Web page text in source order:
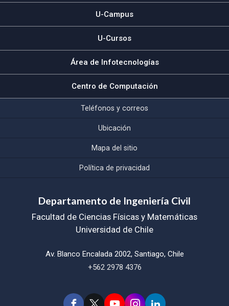
U-Campus
U-Cursos
Área de Infotecnologías
Centro de Computación
Teléfonos y correos
Ubicación
Mapa del sitio
Política de privacidad
Departamento de Ingeniería Civil
Facultad de Ciencias Físicas y Matemáticas
Universidad de Chile
Av. Blanco Encalada 2002, Santiago, Chile
+562 2978 4376